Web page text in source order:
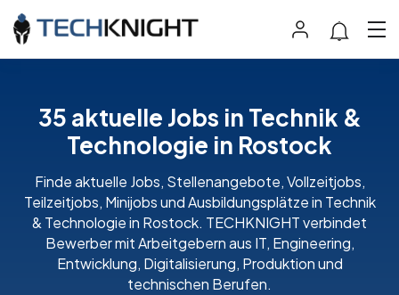
35 aktuelle Jobs in Technik &
Technologie in Rostock
Finde aktuelle Jobs, Stellenangebote, Vollzeitjobs,
Teilzeitjobs, Minijobs und Ausbildungsplätze in Technik
& Technologie in Rostock. TECHKNIGHT verbindet
Bewerber mit Arbeitgebern aus IT, Engineering,
Entwicklung, Digitalisierung, Produktion und
technischen Berufen.